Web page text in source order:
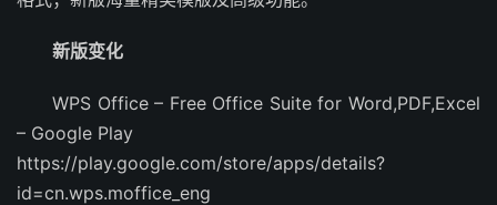
新版变化
WPS Office – Free Office Suite for Word,PDF,Excel
– Google Play
https://play.google.com/store/apps/details?
id=cn.wps.moffice_eng